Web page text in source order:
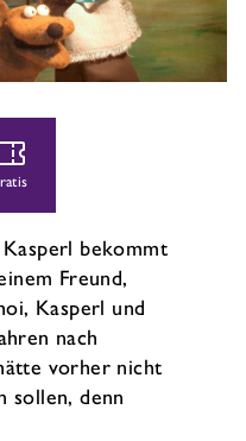
bekommt
Freund,
Kasperl und
nach
vorher nicht
sollen, denn